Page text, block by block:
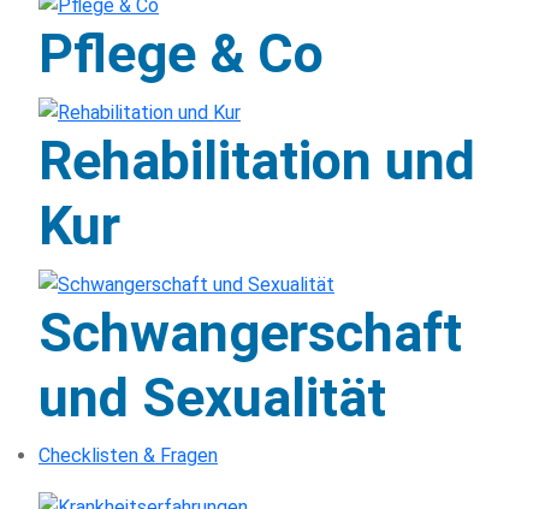
Pflege & Co
Rehabilitation und
Kur
Schwangerschaft
und Sexualität
Checklisten & Fragen